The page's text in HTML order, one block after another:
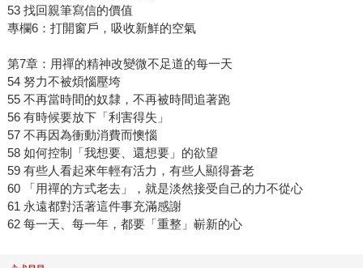
53 找回親筆寫信的價值
專欄6：打開窗戶，吸收新鮮的空氣
第7章：用禪的精神改變微不足道的每一天
54 努力不被煩惱壓垮
55 不再當時間的奴隸，不再被時間追著跑
56 有時候要放下「利害得失」
57 不再因為衝動消費而懊惱
58 如何控制「我想要、還想要」的欲望
59 有些人看起來年輕有活力，有些人顯得蒼老
60 「用禪的方式老去」，就是淡然接受自己的力不從心
61 永遠都對活著這件事充滿感謝
62 每一天、每一年，都要「重整」嶄新的心